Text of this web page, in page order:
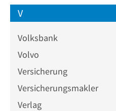
V
Volksbank
Volvo
Versicherung
Versicherungsmakler
Verlag